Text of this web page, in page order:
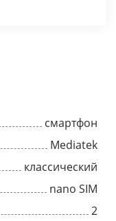
смартфон
Mediatek
классический
nano SIM
2